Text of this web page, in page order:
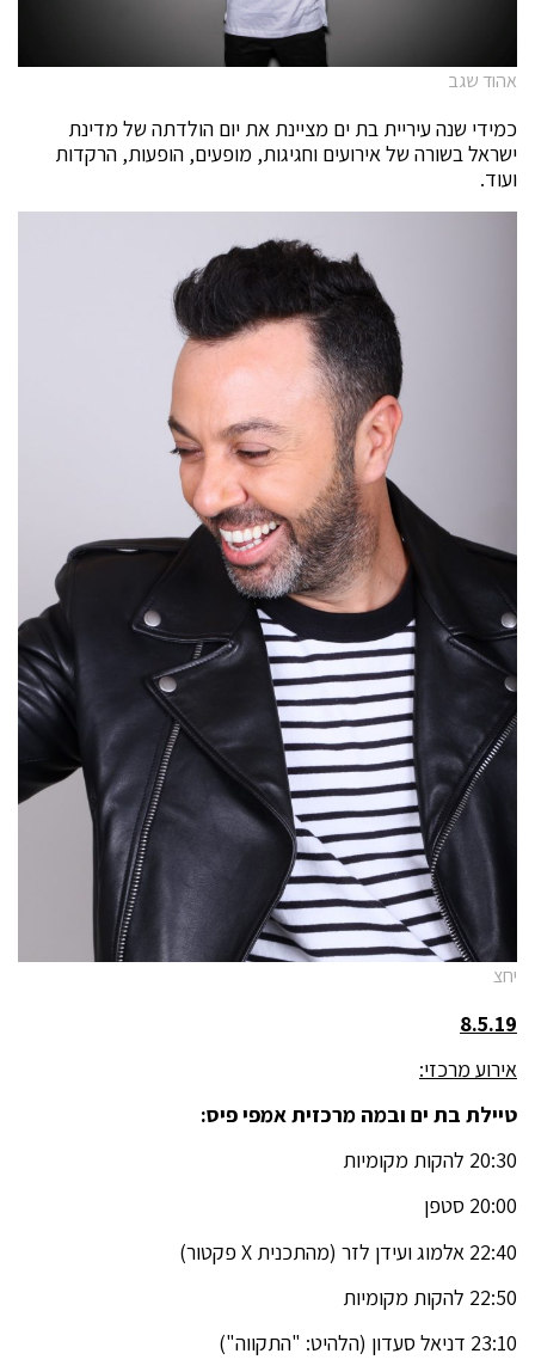
אהוד שגב
כמידי שנה עיריית בת ים מציינת את יום הולדתה של מדינת
ישראל בשורה של אירועים וחגיגות, מופעים, הופעות, הרקדות
ועוד.
יחצ
8.5.19
אירוע מרכזי:
טיילת בת ים ובמה מרכזית אמפי פיס:
20:30 להקות מקומיות
20:00 סטפן
22:40 אלמוג ועידן לזר (מהתכנית X פקטור)
22:50 להקות מקומיות
23:10 דניאל סעדון (הלהיט: "התקווה")